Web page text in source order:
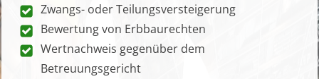
Zwangs- oder Teilungsversteigerung
Bewertung von Erbbaurechten
Wertnachweis gegenüber dem
Betreuungsgericht